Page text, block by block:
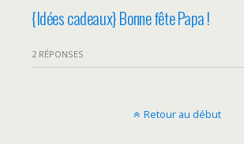
{Idées cadeaux} Bonne fête Papa !
2 RÉPONSES
Retour au début